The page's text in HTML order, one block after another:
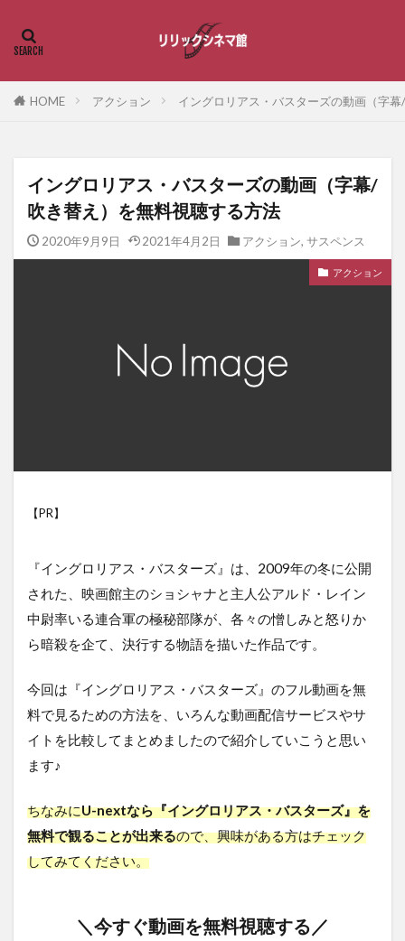
HOME アクション イングロリアス・バスターズの動画（字
イングロリアス・バスターズの動画（字幕/
吹き替え）を無料視聴する方法
2020年9月9日 2021年4月2日 アクション, サスペンス
アクション
【PR】
『イングロリアス・バスターズ』は、2009年の冬に公開
された、映画館主のショシャナと主人公アルド・レイン
中尉率いる連合軍の極秘部隊が、各々の憎しみと怒りか
ら暗殺を企て、決行する物語を描いた作品です。
今回は『イングロリアス・バスターズ』のフル動画を無
料で見るための方法を、いろんな動画配信サービスやサ
イトを比較してまとめましたので紹介していこうと思い
ます♪
ちなみにU-nextなら『イングロリアス・バスターズ』を
無料で観ることが出来るので、興味がある方はチェック
してみてください。
＼今すぐ動画を無料視聴する／